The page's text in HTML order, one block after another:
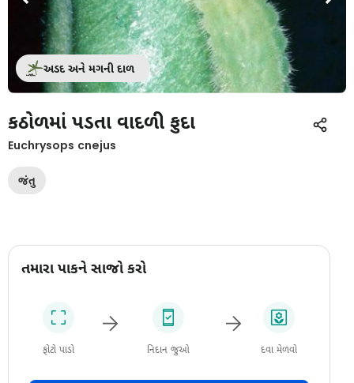
અડદ અને મગની દાળ
કઠોળમાં પડતા વાદળી ફુદા
Euchrysops cnejus
જંતુ
તમારા પાકને સાજો કરો
ફોટો પાડો નિદાન જુઓ દવા મેળવો